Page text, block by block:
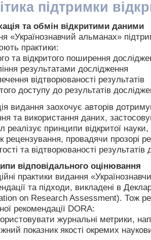
підтримки
та обмін відкритими даними
«Українознавчий альманах»
практики:
та відкритого поширення
результатами дослідження
відтворюваності результатів
доступу до результатів
видання заохочує авторів
та використання даних,
реалізує принципи відкритої
рецензування, провадячи прозорі
та відтворюваності
відповідального оцінювання
практики видання
та підходи, викладені в
on Research Assessment). Тож
рекомендації DORA:
журнальні метрики,
показник якості окремих